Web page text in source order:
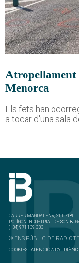
Menorca
Els fets han
a tocar d'una sala
CARRER MAGDALENA, 21, 07180
POLÍGON INDUSTRIAL DE SON
(+34) 971 139 333
© ENS PÚBLIC DE
COOKIES |ATENCIÓ A